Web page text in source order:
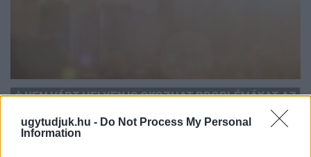
ugytudjuk.hu - Do Not Process My Personal
Information
NEM VÁRT HELYEN IS OKOZHAT PROBLÉMÁKAT AZ
VESZÉLYFORRÁS